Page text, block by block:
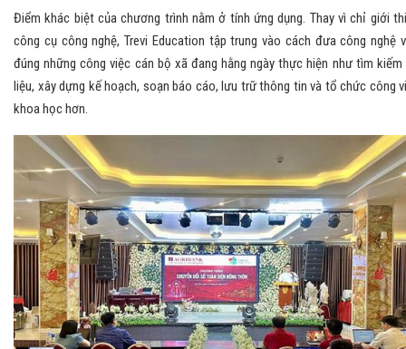
Điểm khác biệt của chương trình nằm ở tính ứng dụng. Thay vì chỉ giới
công cụ công nghệ, Trevi Education tập trung vào cách đưa công nghệ
đúng những công việc cán bộ xã đang hằng ngày thực hiện như tìm
liệu, xây dựng kế hoạch, soạn báo cáo, lưu trữ thông tin và tổ chức công
khoa học hơn.